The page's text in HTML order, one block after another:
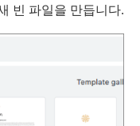
빈 파일을 만듭니다.